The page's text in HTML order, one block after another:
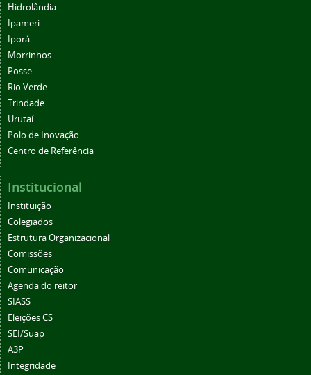
Hidrolândia
Ipameri
Iporá
Morrinhos
Posse
Rio Verde
Trindade
Urutaí
Polo de Inovação
Centro de Referência
Institucional
Instituição
Colegiados
Estrutura Organizacional
Comissões
Comunicação
Agenda do reitor
SIASS
Eleições CS
SEI/Suap
A3P
Integridade